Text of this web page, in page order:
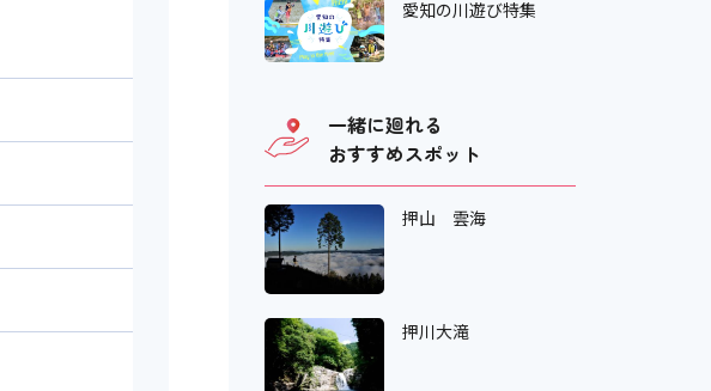
愛知の川遊び特集
一緒に廻れる
おすすめスポット
押山 雲海
押川大滝